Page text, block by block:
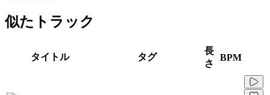
似たトラック
タイトル タグ
長
さ
BPM